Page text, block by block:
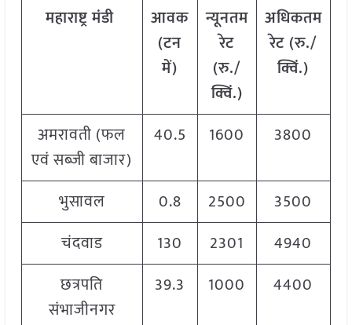
महाराष्ट्र मंडी
आवक
(टन
में)
न्यूनतम
रेट
(रु./
क्विं.)
अधिकतम
रेट (रु./
क्विं.)
अमरावती (फल
एवं सब्जी बाजार)
40.5 1600 3800
भुसावल 0.8 2500 3500
चंदवाड
130 2301 4940
छत्रपति
संभाजीनगर
39.3 1000 4400